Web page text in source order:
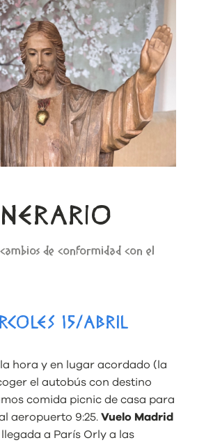
de conformidad con el
15/ABRIL
hora y en lugar acordado (la
el autobús con destino
comida picnic de casa para
aeropuerto 9:25. Vuelo Madrid
llegada a París Orly a las